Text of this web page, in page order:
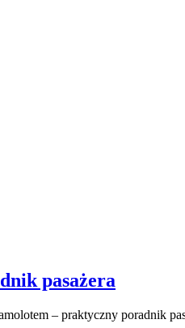
pasażera
– praktyczny poradnik